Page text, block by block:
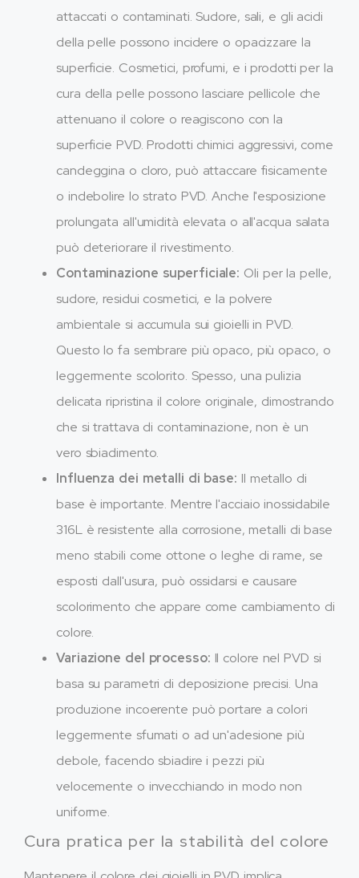
attaccati o contaminati. Sudore, sali, e gli acidi
della pelle possono incidere o opacizzare la
superficie. Cosmetici, profumi, e i prodotti per la
cura della pelle possono lasciare pellicole che
attenuano il colore o reagiscono con la
superficie PVD. Prodotti chimici aggressivi, come
candeggina o cloro, può attaccare fisicamente
o indebolire lo strato PVD. Anche l'esposizione
prolungata all'umidità elevata o all'acqua salata
può deteriorare il rivestimento.
Contaminazione superficiale: Oli per la pelle,
sudore, residui cosmetici, e la polvere
ambientale si accumula sui gioielli in PVD.
Questo lo fa sembrare più opaco, più opaco, o
leggermente scolorito. Spesso, una pulizia
delicata ripristina il colore originale, dimostrando
che si trattava di contaminazione, non è un
vero sbiadimento.
Influenza dei metalli di base: Il metallo di
base è importante. Mentre l'acciaio inossidabile
316L è resistente alla corrosione, metalli di base
meno stabili come ottone o leghe di rame, se
esposti dall'usura, può ossidarsi e causare
scolorimento che appare come cambiamento di
colore.
Variazione del processo: Il colore nel PVD si
basa su parametri di deposizione precisi. Una
produzione incoerente può portare a colori
leggermente sfumati o ad un'adesione più
debole, facendo sbiadire i pezzi più
velocemente o invecchiando in modo non
uniforme.
Cura pratica per la stabilità del colore